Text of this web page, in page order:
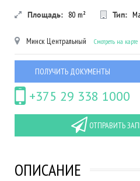
Площадь: 80 m² Тип:
МинскЦентральный Смотреть на карте
ПОЛУЧИТЬ ДОКУМЕНТЫ
+375 29 338 1000
ОТПРАВИТЬ
ОПИСАНИЕ